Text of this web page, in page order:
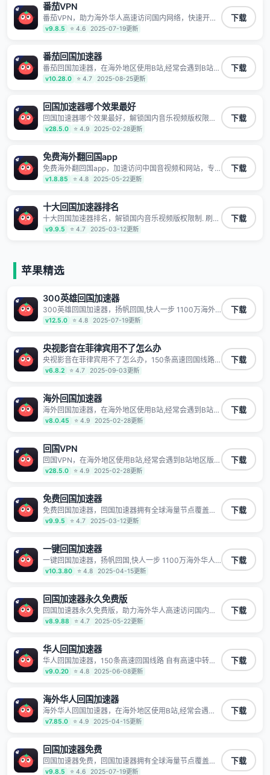
TV、西瓜视频、QQ音乐、网易云音乐、酷狗音乐、YY
等主流网站应用解除限制，带你穿梭加速回国。目前已
有上百万用户，用户整体好评95%以上，一对一在线客
服支持，保障你的使用体验。
番茄VPN
番茄VPN，助力海外华人高速访问国内网络，快速开启
国内各直播平台,解决国内视频、音乐卡顿问题；更能加
速海量国服游戏，超低延迟稳定不掉线,畅享国内网络！
v9.8.5 ⭐ 4.6 2025-07-19更新
下载
番茄回国加速器
番茄回国加速器，在海外地区使用B站,经常会遇到B站地
区版权限制/网络IP屏蔽,缓冲卡顿等问题,使用我们的哔
哩哔哩专用回国VPN,可加速解决各类网络问题,一键网络
7*24小时服务。
v10.28.0 ⭐ 4.7 2025-08-25更新
下载
回国加速器哪个效果最好
回国加速器哪个效果最好，解锁国内音乐视频版权限制.
刷剧不卡，高清秒开. 有效降低国服游戏延迟. 提升国内
主流应用访问速度 ; 独创加速黑科技 · 海量边缘. 动态多
v28.5.0 ⭐ 4.9 2025-02-28更新
下载
免费海外翻回国app
免费海外翻回国app，加速访问中国音视频和网站，专
业回国加速器，帮你加速访问优酷、bilibili、腾讯视频、
爱奇艺等，加速国服游戏，例如原神、阴阳师、和平精
明日方舟、战双帕弥什、sky光·遇、另一个伊甸园等国
内各种服务,回国加速器致力于帮助海外华人和留学生、
港澳台地区用户提供最好的回国游戏和音乐视频加速服
务，可以在海外或港澳台地区流畅加速国服游戏和音视
等主流网站应用解除限制，带你穿梭加速回国。目前已
有上百万用户，用户整体好评95%以上，一对一在线客
v1.8.85 ⭐ 4.8 2025-05-22更新
下载
十大回国加速器排名
十大回国加速器排名，解锁国内音乐视频版权限制. 刷剧
不卡，高清秒开. 有效降低国服游戏延迟. 提升国内主流
应用访问速度 ; 独创加速黑科技 · 海量边缘. 动态多线. 智
v9.9.5 ⭐ 4.7 2025-03-12更新
下载
苹果精选
300英雄回国加速器
300英雄回国加速器，扬帆回国,快人一步 1100万海外
华人都在用的音乐视频回国加速器 Android iOS
Windows Mac TV VIP 支持多种加速场景 了解更多 看
视频、爱奇艺、哔哩哔哩和优酷视频,在国外也能畅快追
剧!
v12.5.0 ⭐ 4.8 2025-07-19更新
下载
央视影音在菲律宾用不了怎么办
央视影音在菲律宾用不了怎么办，150条高速回国线路
自有高速中转节点 无需注册 一键连接 提供高速线路 应
用内直达视频音乐app,快人一步 应用模式 App互不干扰
保数据不泄露 阻止第三方对数据进行窃取和监听
v6.8.2 ⭐ 4.7 2025-09-03更新
下载
海外回国加速器
海外回国加速器，在海外地区使用B站,经常会遇到B站地
区版权限制/网络IP屏蔽,缓冲卡顿等问题,使用我们的哔
哩哔哩专用回国VPN,可加速解决各类网络问题,一键网络
7*24小时服务。
v8.0.45 ⭐ 4.9 2025-02-28更新
下载
回国VPN
回国VPN，在海外地区使用B站,经常会遇到B站地区版权
限制/网络IP屏蔽,缓冲卡顿等问题,使用我们的哔哩哔哩
专用回国VPN,可加速解决各类网络问题,一键网络回国,
时服务。
v28.5.0 ⭐ 4.9 2025-02-28更新
下载
免费回国加速器
免费回国加速器，回国加速器拥有全球海量节点覆盖，
运营商专线不卡顿超稳定，专为海外华人和留学生打
造，帮助海外华人免除地域限制，随时高速稳定低延迟
v9.9.5 ⭐ 4.7 2025-03-12更新
下载
一键回国加速器
一键回国加速器，扬帆回国,快人一步 1100万海外华人
都在用的音乐视频回国加速器 Android iOS Windows
Mac TV VIP 支持多种加速场景 了解更多 看视频 全球高
艺、哔哩哔哩和优酷视频,在国外也能畅快追剧!
v10.3.80 ⭐ 4.8 2025-04-15更新
下载
回国加速器永久免费版
回国加速器永久免费版，助力海外华人高速访问国内网
络，快速开启国内各直播平台,解决国内视频、音乐卡顿
问题；更能加速海量国服游戏，超低延迟稳定不掉线,畅
v8.9.88 ⭐ 4.7 2025-05-22更新
下载
华人回国加速器
华人回国加速器，150条高速回国线路 自有高速中转节
点 无需注册 一键连接 提供高速线路 应用内直达视频音
乐app,快人一步 应用模式 App互不干扰 不间断的隐私保
止第三方对数据进行窃取和监听
v9.0.20 ⭐ 4.8 2025-06-08更新
下载
海外华人回国加速器
海外华人回国加速器，在海外地区使用B站,经常会遇到B
站地区版权限制/网络IP屏蔽,缓冲卡顿等问题,使用我们
的哔哩哔哩专用回国VPN,可加速解决各类网络问题,一键
服7*24小时服务。
v7.85.0 ⭐ 4.9 2025-04-15更新
下载
回国加速器免费
回国加速器免费，回国加速器拥有全球海量节点覆盖，
运营商专线不卡顿超稳定，专为海外华人和留学生打
v9.8.5 ⭐ 4.6 2025-07-19更新
下载